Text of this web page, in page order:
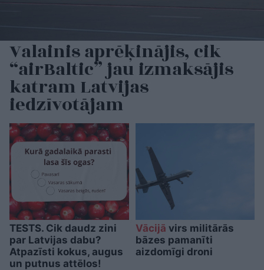
Valainis aprēķinājis, cik
“airBaltic” jau izmaksājis
katram Latvijas
iedzīvotājam
TESTS. Cik daudz zini
par Latvijas dabu?
Atpazīsti kokus, augus
un putnus attēlos!
Vācijā virs militārās
bāzes pamanīti
aizdomīgi droni